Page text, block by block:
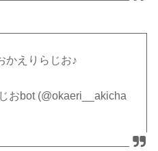
かえりらじお♪
おbot (@okaeri__akicha